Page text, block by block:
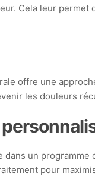
Cela leur
offre une
les douleurs
un
pour